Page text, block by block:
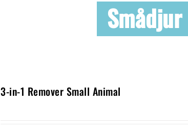
Smådjur
3-in-1 Remover Small Animal